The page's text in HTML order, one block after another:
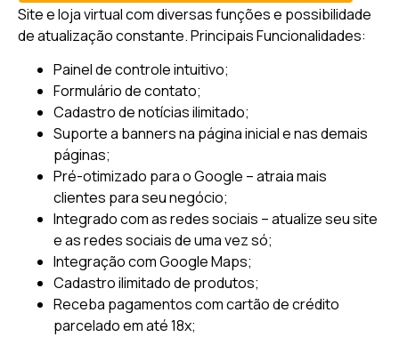
Site e loja virtual com diversas funções e possibilidade
de atualização constante.Principais Funcionalidades:
Painel de controle intuitivo;
Formulário de contato;
Cadastro de notícias ilimitado;
Suporte a banners na página inicial e nas demais
páginas;
Pré-otimizado para o Google – atraia mais
clientes para seu negócio;
Integrado com as redes sociais – atualize seu site
e as redes sociais de uma vez só;
Integração com Google Maps;
Cadastro ilimitado de produtos;
Receba pagamentos com cartão de crédito
parcelado em até 18x;